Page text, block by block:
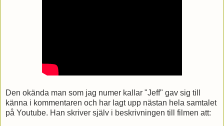
Den okända man som jag numer kallar "Jeff" gav sig till
känna i kommentaren och har lagt upp nästan hela samtalet
på Youtube. Han skriver själv i beskrivningen till filmen att: